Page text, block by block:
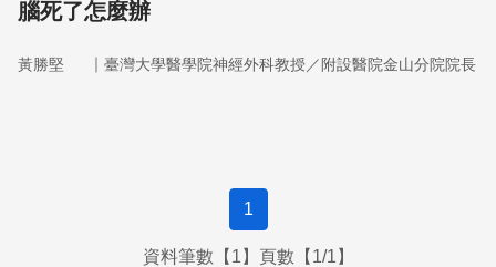
腦死了怎麼辦
黃勝堅 ｜ 臺灣大學醫學院神經外科教授／附設醫院金山分院院長
1
資料筆數【1】頁數【1/1】